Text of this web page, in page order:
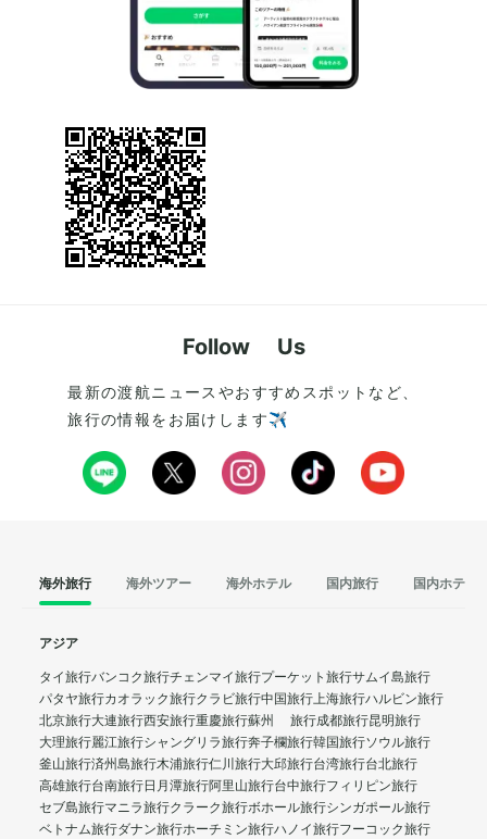
Follow Us
最新の渡航ニュースやおすすめスポットなど、
旅行の情報をお届けします✈️
海外旅行 海外ツアー 海外ホテル 国内旅行 国内ホテル
アジア
タイ旅行バンコク旅行チェンマイ旅行プーケット旅行サムイ島旅行
パタヤ旅行カオラック旅行クラビ旅行中国旅行上海旅行ハルビン旅行
北京旅行大連旅行西安旅行重慶旅行蘇州 旅行成都旅行昆明旅行
大理旅行麗江旅行シャングリラ旅行奔子欄旅行韓国旅行ソウル旅行
釜山旅行済州島旅行木浦旅行仁川旅行大邱旅行台湾旅行台北旅行
高雄旅行台南旅行日月潭旅行阿里山旅行台中旅行フィリピン旅行
セブ島旅行マニラ旅行クラーク旅行ボホール旅行シンガポール旅行
ベトナム旅行ダナン旅行ホーチミン旅行ハノイ旅行フーコック旅行